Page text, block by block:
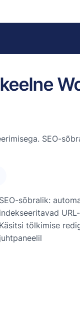
SEO-
SEO-sõbralik:
indekseeritavad
Käsitsi tõlkimise
juhtpaneelil